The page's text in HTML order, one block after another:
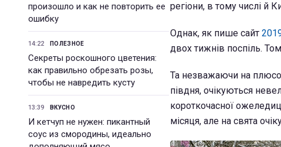
произошло и как не повторить ее
ошибку
14:22 ПОЛЕЗНОЕ
Секреты роскошного цветения:
как правильно обрезать розы,
чтобы не навредить кусту
13:39 ВКУСНО
И кетчуп не нужен: пикантный
соус из смородины, идеально
регіони, в тому числі й
Однак, як пише сайт
двох тижнів поспіль.
Та незважаючи на
півдня, очікуються
короткочасної
місяця, але на свята